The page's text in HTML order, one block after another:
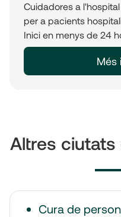
Cuidadores a
per a pacients
Inici en menys de 24
Més
Altres
Cura de